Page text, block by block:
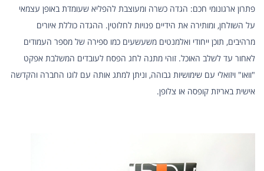
פתרון ארגונומי חכם: הגדה כשרה ומעוצבת להפליא שעומדת באופן עצמאי
על השולחן, ומותירה את הידיים פנויות לחלוטין. ההגדה כוללת איורים
מרהיבים, תוכן ייחודי ואלמנטים משעשעים כמו ספירה של מספר העמודים
לאחור עד לשלב האוכל. זוהי מתנה לחג הפסח לעובדים המשלבת אפקט
"וואו" ויזואלי עם שימושיות גבוהה, וניתן למתג אותה עם לוגו החברה והקדשה
אישית באריזת קופסה או צלופן.